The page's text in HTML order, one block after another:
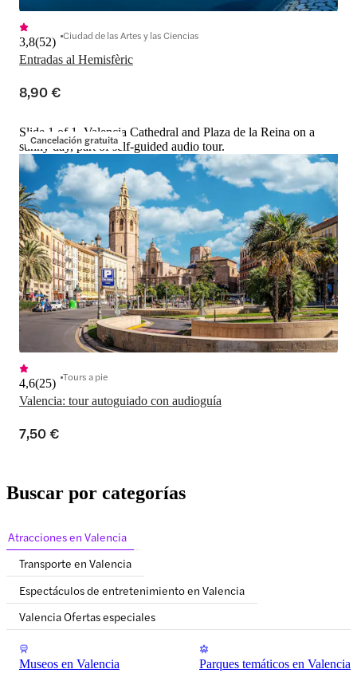
Entradas al Hemisfèric
3,8(52) Ciudad de las Artes y las Ciencias
8,90 €
Cancelación gratuita
Slide 1 of 1, Valencia Cathedral and Plaza de la Reina on a
sunny day, part of self-guided audio tour.
Valencia: tour autoguiado con audioguía
4,6(25) Tours a pie
7,50 €
Buscar por categorías
Atracciones en Valencia
Transporte en Valencia
Espectáculos de entretenimiento en Valencia
Valencia Ofertas especiales
Museos en Valencia Parques temáticos en Valencia